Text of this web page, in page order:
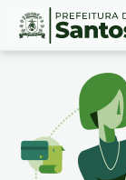
Ir
Conteúdo